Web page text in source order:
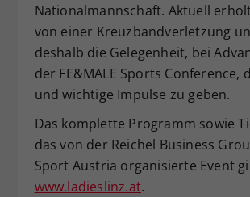
Nationalmannschaft. Aktuell
von einer Kreuzbandverletzung
deshalb die Gelegenheit, bei
der FE&MALE Sports Conference,
und wichtige Impulse zu geben.
Das komplette Programm sowie
das von der Reichel Business
Sport Austria organisierte Event
www.ladieslinz.at.